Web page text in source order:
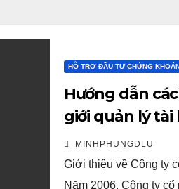
HỖ TRỢ ĐẦU TƯ CHỨNG
Hướng dẫn
giới quản lý
khoán VPS
MINHPHUNGDLU
Giới thiệu về Công ty
Năm 2006, Công ty